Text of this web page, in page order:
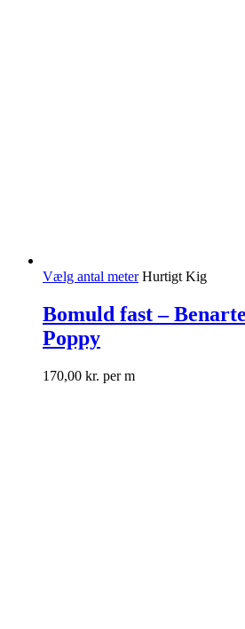
Vælg antal meter Hurtigt Kig
Bomuld fast –
Poppy
170,00 kr. per m